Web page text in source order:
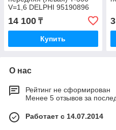
V=1,6 DELPHI 95190896
14 100 ₸
Купить
О нас
Рейтинг не сформирован
Менее 5 отзывов за
Работает с 14.07.2014